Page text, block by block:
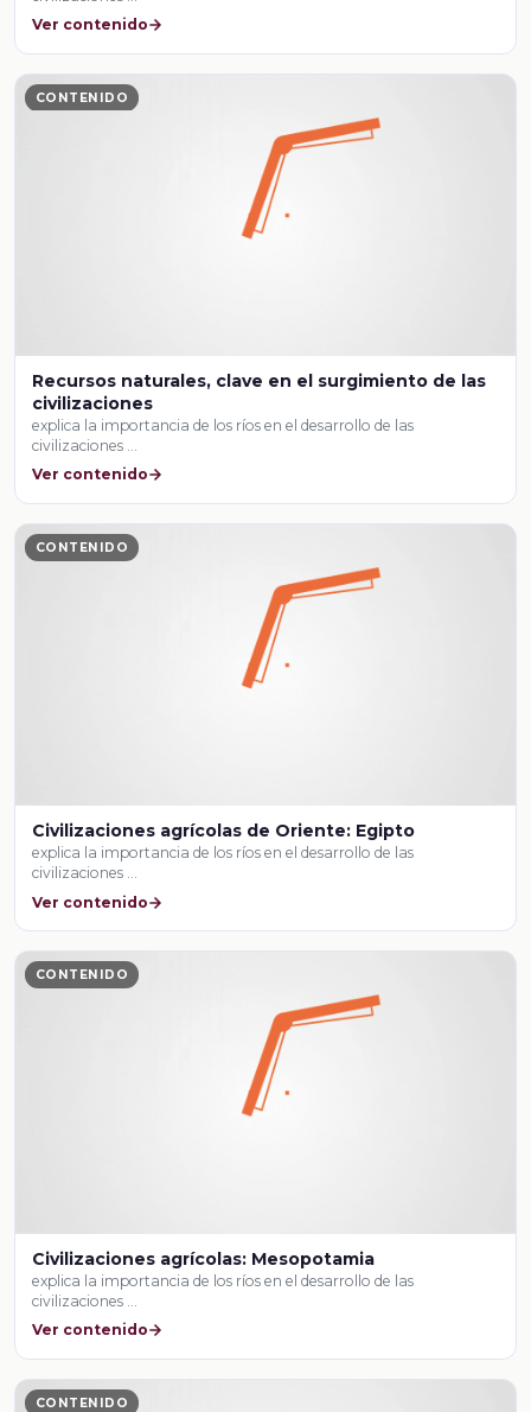
Ver contenido
CONTENIDO
Recursos naturales, clave en el surgimiento de las
civilizaciones
explica la importancia de los ríos en el desarrollo de las
civilizaciones …
Ver contenido
CONTENIDO
Civilizaciones agrícolas de Oriente: Egipto
explica la importancia de los ríos en el desarrollo de las
civilizaciones …
Ver contenido
CONTENIDO
Civilizaciones agrícolas: Mesopotamia
explica la importancia de los ríos en el desarrollo de las
civilizaciones …
Ver contenido
CONTENIDO